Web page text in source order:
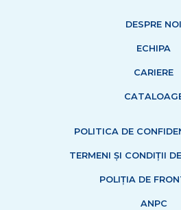
DESPRE NOI
ECHIPA
CARIERE
POLITICA DE
TERMENI ȘI CONDIȚII
POLIȚIA DE
ANPC